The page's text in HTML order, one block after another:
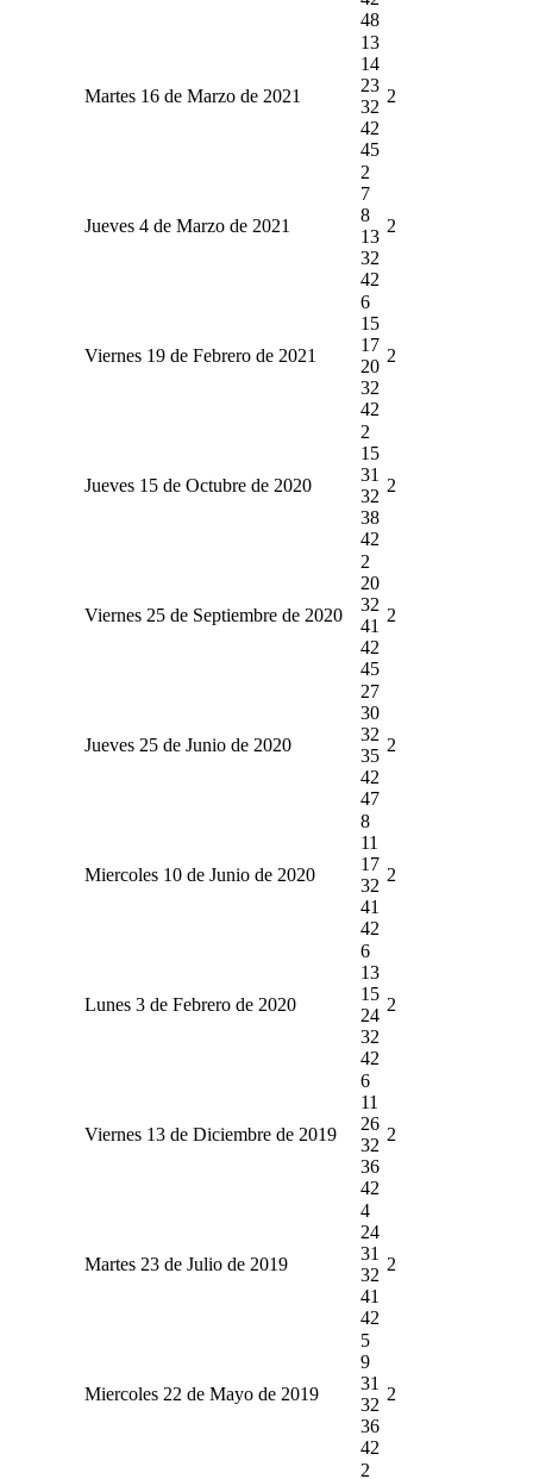
48
Martes 16 de Marzo de 2021
13
14
23
32
42
45
2
Jueves 4 de Marzo de 2021
2
7
8
13
32
42
2
Viernes 19 de Febrero de 2021
6
15
17
20
32
42
2
Jueves 15 de Octubre de 2020
2
15
31
32
38
42
2
Viernes 25 de Septiembre de 2020
2
20
32
41
42
45
2
Jueves 25 de Junio de 2020
27
30
32
35
42
47
2
Miercoles 10 de Junio de 2020
8
11
17
32
41
42
2
Lunes 3 de Febrero de 2020
6
13
15
24
32
42
2
Viernes 13 de Diciembre de 2019
6
11
26
32
36
42
2
Martes 23 de Julio de 2019
4
24
31
32
41
42
2
Miercoles 22 de Mayo de 2019
5
9
31
32
36
42
2
2